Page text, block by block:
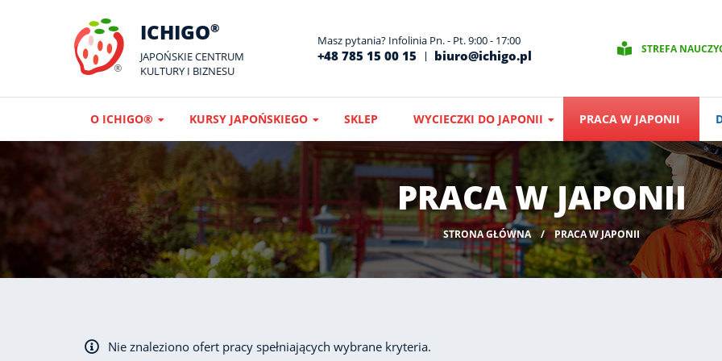
ICHIGO®
JAPOŃSKIE CENTRUM
KULTURY I BIZNESU
Masz pytania? Infolinia Pn. - Pt. 9:00 - 17:00
+48 785 15 00 15 biuro@ichigo.pl STREFA
O ICHIGO® KURSY JAPOŃSKIEGO SKLEP WYCIECZKI DO JAPONII PRACA W JAPONII
PRACA W JAPONII
STRONA GŁÓWNA PRACA W JAPONII
Nie znaleziono ofert pracy spełniających wybrane kryteria.